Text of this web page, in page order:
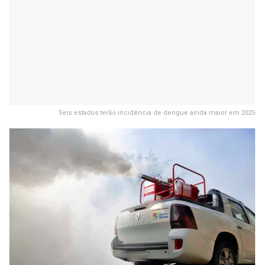
Seis estados terão incidência de dengue ainda maior em 2025